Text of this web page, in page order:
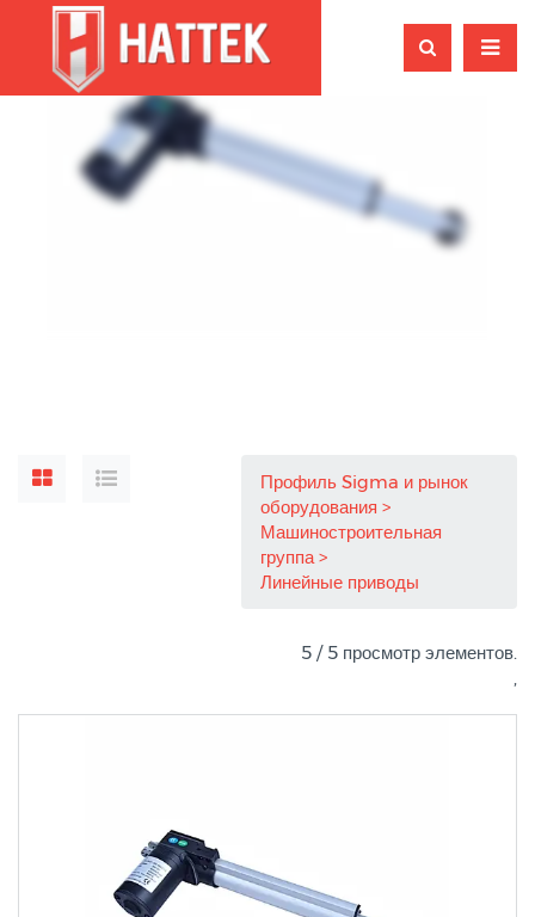
Профиль Sigma и рынок
оборудования
Машиностроительная
группа
Линейные приводы
5 / 5 просмотр элементов.
,